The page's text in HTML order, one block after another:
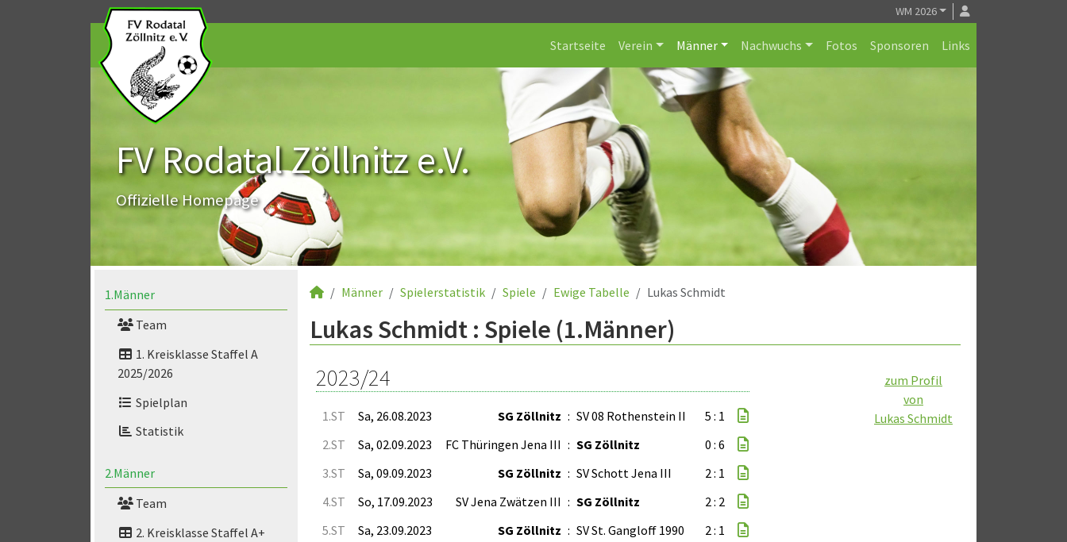
WM 2026
Startseite Verein Männer Nachwuchs Fotos Sponsoren Links
FV Rodatal Zöllnitz e.V.
Offizielle Homepage
1.Männer
Team
1. Kreisklasse Staffel A
2025/2026
Spielplan
Statistik
2.Männer
Team
2. Kreisklasse Staffel A+
Männer Spielerstatistik Spiele Ewige Tabelle Lukas Schmidt
Lukas Schmidt : Spiele (1.Männer)
zum Profil
von
Lukas Schmidt
2023/24
1.ST Sa, 26.08.2023 SG Zöllnitz : SV 08 Rothenstein II
5 : 1
2.ST
Sa, 02.09.2023 FC Thüringen Jena III : SG Zöllnitz
0 : 6
3.ST
Sa, 09.09.2023 SG Zöllnitz : SV Schott Jena III
2 : 1
4.ST
So, 17.09.2023 SV Jena Zwätzen III : SG Zöllnitz
2 : 2
5.ST
Sa, 23.09.2023 SG Zöllnitz : SV St. Gangloff 1990
2 : 1